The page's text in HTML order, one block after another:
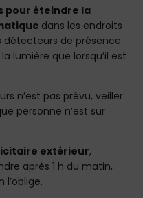
pour éteindre la
dans les endroits
détecteurs de présence
lumière que lorsqu’il est
n’est pas prévu, veiller
personne n’est sur
extérieur,
après 1 h du matin,